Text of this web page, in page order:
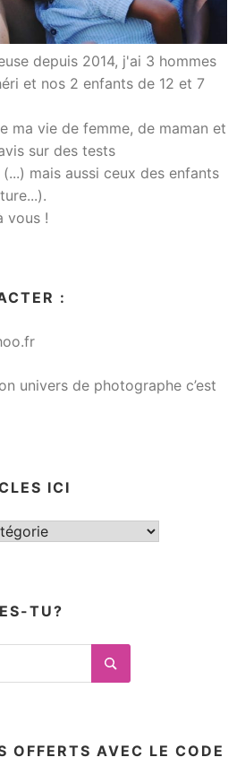
depuis 2014, j'ai 3 hommes
et nos 2 enfants de 12 et 7
ma vie de femme, de maman et
sur des tests
mais aussi ceux des enfants
vous !
:
univers de photographe c’est
ICI
TU?
Search
OFFERTS AVEC LE CODE